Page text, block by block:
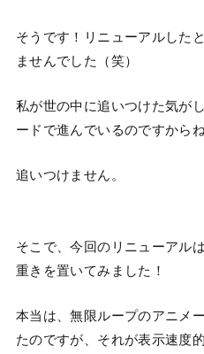
そうです！リニューアルした
ませんでした（笑）
私が世の中に追いつけた気が
ードで進んでいるのですからね
追いつけません。
そこで、今回のリニューアル
重きを置いてみました！
本当は、無限ループのアニメ
たのですが、それが表示速度